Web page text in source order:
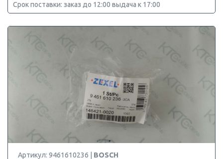
Срок поставки: заказ до 12:00 выдача к 17:00
Артикул: 9461610236 | BOSCH